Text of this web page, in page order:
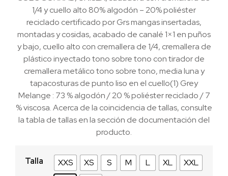
1/4 y cuello alto 80% algodón – 20% poliéster
reciclado certificado por Grs mangas insertadas,
montadas y cosidas, acabado de canalé 1×1 en puños
y bajo, cuello alto con cremallera de 1/4, cremallera de
plástico inyectado tono sobre tono con tirador de
cremallera metálico tono sobre tono, media luna y
tapacosturas de punto liso en el cuello(1) Grey
Melange : 73 % algodón / 20 % poliéster reciclado / 7
% viscosa. Acerca de la coincidencia de tallas, consulte
la tabla de tallas en la sección de documentación del
producto.
Talla XXS XS S M L XL
XXL